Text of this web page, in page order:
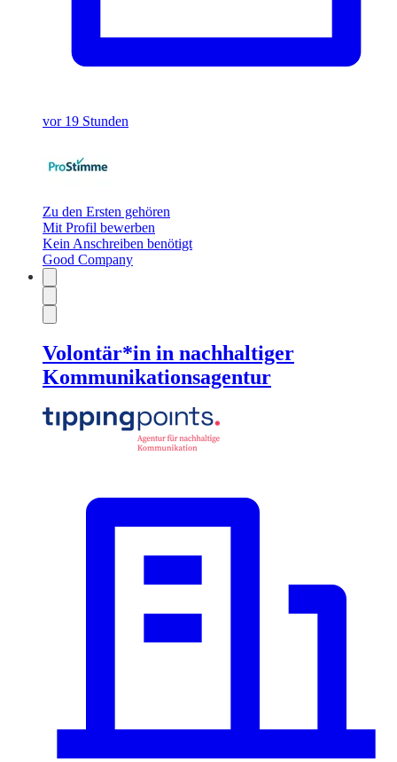
vor 19 Stunden
Zu den Ersten gehören
Mit Profil bewerben
Kein Anschreiben benötigt
Good Company
Volontär*in in nachhaltiger
Kommunikationsagentur